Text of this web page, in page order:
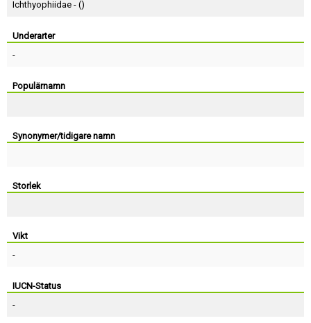
Ichthyophiidae - ()
Underarter
-
Populärnamn
Synonymer/tidigare namn
Storlek
Vikt
-
IUCN-Status
-